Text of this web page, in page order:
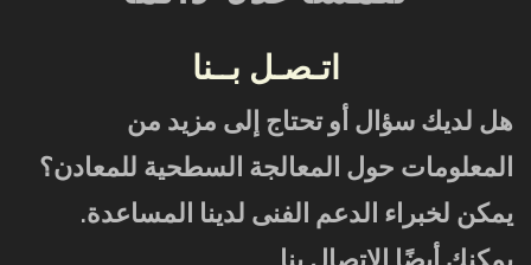
اتـصـل بــنا
هل لديك سؤال أو تحتاج إلى مزيد من
المعلومات حول المعالجة السطحية للمعادن؟
يمكن لخبراء الدعم الفنى لدينا المساعدة.